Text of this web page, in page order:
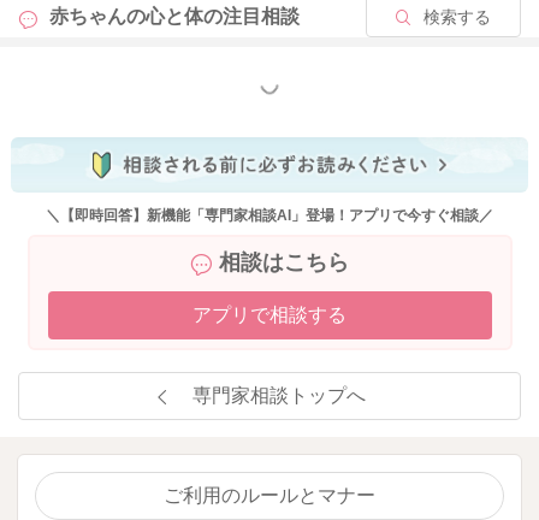
赤ちゃんの心と体の注目相談 検索する
もっと見る
＼【即時回答】新機能「専門家相談AI」登場！アプリで今すぐ相談／
相談はこちら
アプリで相談する
専門家相談トップへ
ご利用のルールとマナー